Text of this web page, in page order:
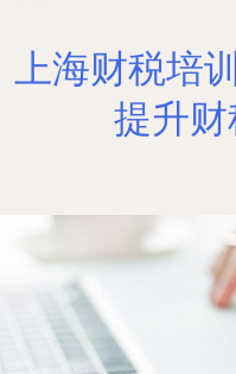
上海财税培
提升财